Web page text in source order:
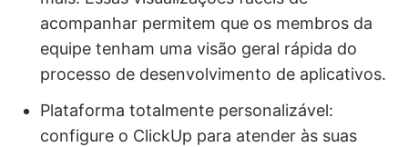
acompanhar permitem que os membros da
equipe tenham uma visão geral rápida do
processo de desenvolvimento de aplicativos.
Plataforma totalmente personalizável:
configure o ClickUp para atender às suas